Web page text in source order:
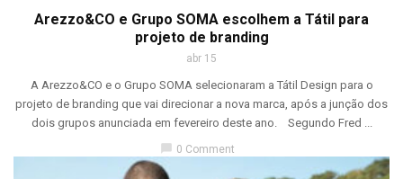
Arezzo&CO e Grupo SOMA escolhem a Tátil para
projeto de branding
abr 15
A Arezzo&CO e o Grupo SOMA selecionaram a Tátil Design para o
projeto de branding que vai direcionar a nova marca, após a junção dos
dois grupos anunciada em fevereiro deste ano. Segundo Fred ...
0 Comment